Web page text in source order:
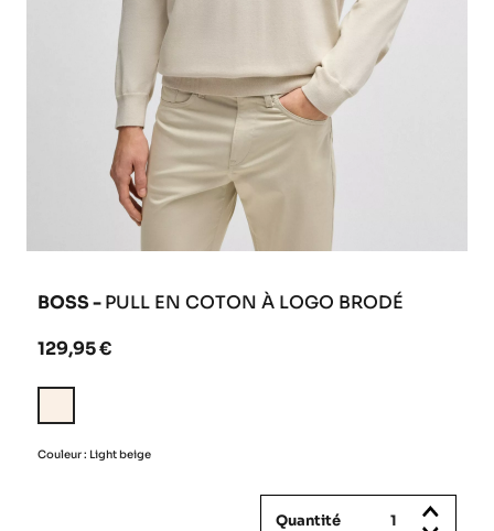
BOSS -PULL EN COTON À LOGO BRODÉ
129,95 €
beige
Couleur : Light beige
Quantité